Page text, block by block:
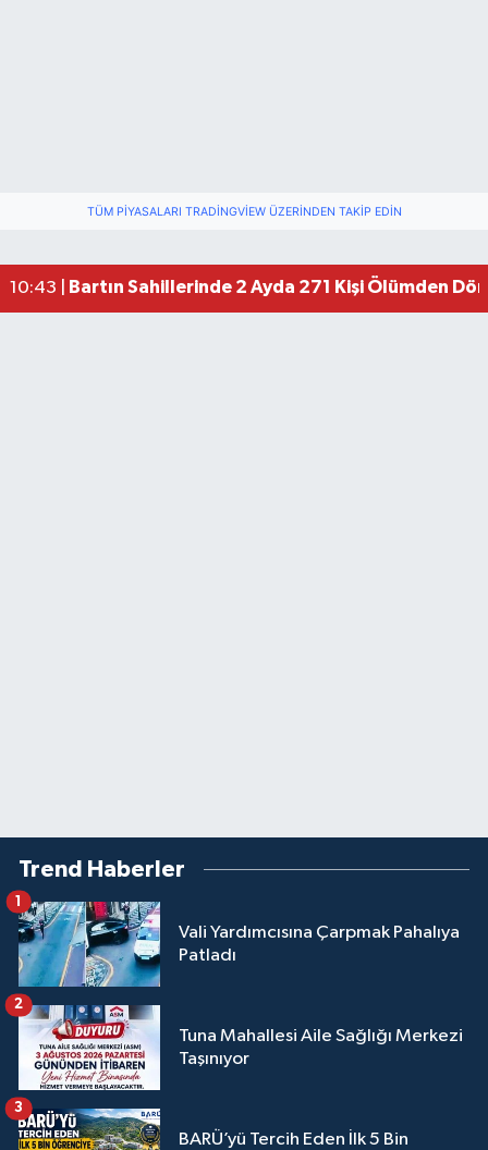
TÜM PIYASALARI TRADINGVIEW ÜZERINDEN TAKIP EDIN
10:43 | Bartın Sahillerinde 2 Ayda 271 Kişi Ölümden
Trend Haberler
Vali Yardımcısına Çarpmak Pahalıya
Patladı
1
Tuna Mahallesi Aile Sağlığı Merkezi
Taşınıyor
2
BARÜ’yü Tercih Eden İlk 5 Bin
3